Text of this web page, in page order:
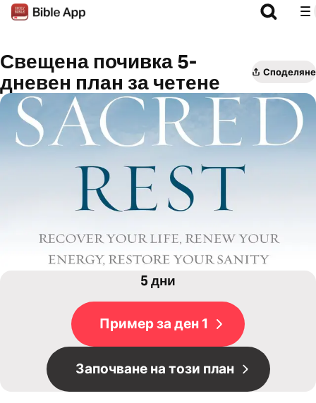
Свещена почивка 5-
дневен план за четене
Споделяне
5 дни
Пример за ден 1
Започване на този план